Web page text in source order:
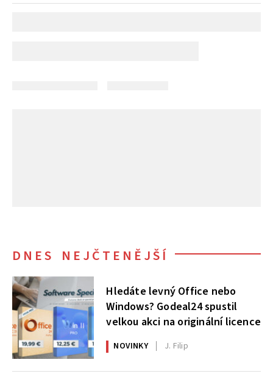
DNES NEJČTENĚJŠÍ
Hledáte levný Office nebo
Windows? Godeal24 spustil
velkou akci na originální licence
NOVINKY J. Filip